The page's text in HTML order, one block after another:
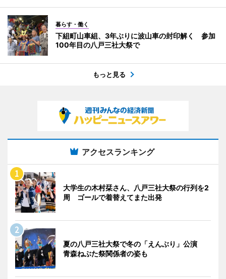
暮らす・働く
下組町山車組、3年ぶりに波山車の封印解く 参加
100年目の八戸三社大祭で
もっと見る
アクセスランキング
大学生の木村栞さん、八戸三社大祭の行列を2
周 ゴールで着替えてまた出発
夏の八戸三社大祭で冬の「えんぶり」公演
青森ねぶた祭関係者の姿も